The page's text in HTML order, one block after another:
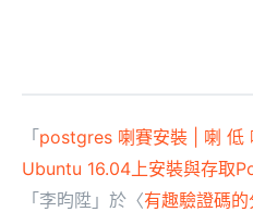
「 postgres 喇賽安裝 | 喇 低
Ubuntu 16.04上安裝與存取
「 李昀陞 」於〈有趣驗證碼